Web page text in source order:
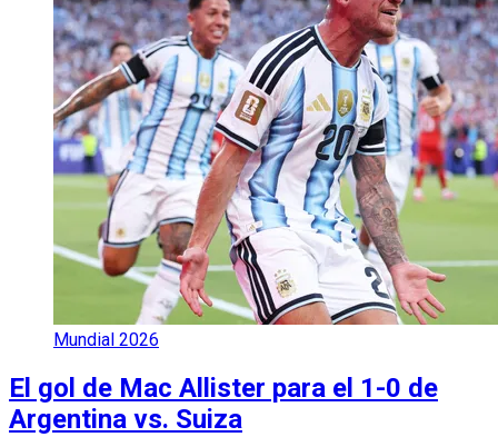
Mundial 2026
El gol de Mac Allister para el 1-0 de
Argentina vs. Suiza